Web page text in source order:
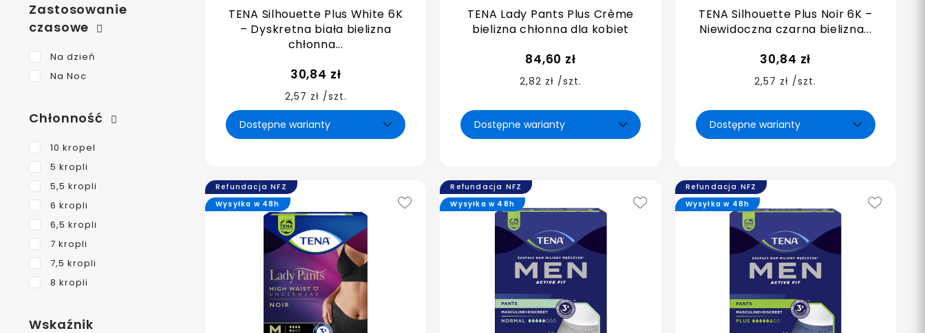
Zastosowanie
czasowe
Na dzień
Na Noc
Chłonność
10 kropel
5 kropli
5,5 kropli
6 kropli
6,5 kropli
7 kropli
7,5 kropli
8 kropli
Wskaźnik
TENA Silhouette Plus White 6K
– Dyskretna biała bielizna
chłonna...
30,84 zł
2,57 zł /szt.
TENA Lady Pants Plus Crème
bielizna chłonna dla kobiet
84,60 zł
2,82 zł /szt.
TENA Silhouette Plus Noir 6K –
Niewidoczna czarna bielizna...
30,84 zł
2,57 zł /szt.
Refundacja NFZ
Wysyłka w 48h
Refundacja NFZ
Wysyłka w 48h
Refundacja NFZ
Wysyłka w 48h